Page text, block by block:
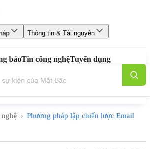
Thông tin & Tài nguyên
báoTin công nghệTuyển dụng
› Phương pháp lập chiến lược Email